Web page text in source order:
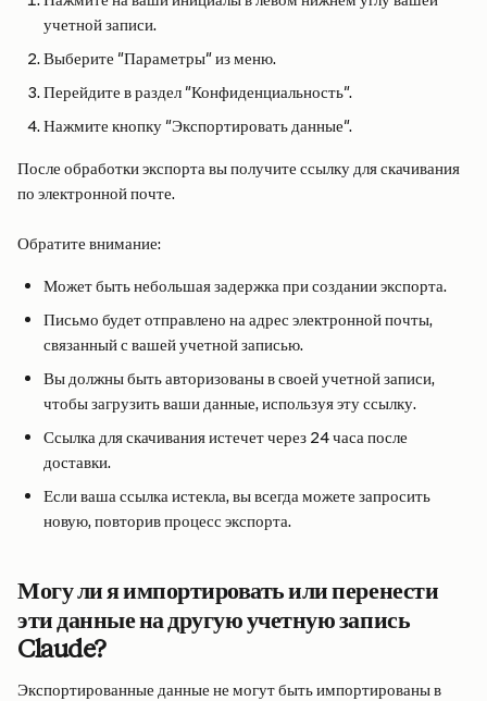
учетной записи.
Выберите "Параметры" из меню.
Перейдите в раздел "Конфиденциальность".
Нажмите кнопку "Экспортировать данные".
После обработки экспорта вы получите ссылку для скачивания
по электронной почте.
Обратите внимание:
Может быть небольшая задержка при создании экспорта.
Письмо будет отправлено на адрес электронной почты,
связанный с вашей учетной записью.
Вы должны быть авторизованы в своей учетной записи,
чтобы загрузить ваши данные, используя эту ссылку.
Ссылка для скачивания истечет через 24 часа после
доставки.
Если ваша ссылка истекла, вы всегда можете запросить
новую, повторив процесс экспорта.
Могу ли я импортировать или перенести
эти данные на другую учетную запись
Claude?
Экспортированные данные не могут быть импортированы в